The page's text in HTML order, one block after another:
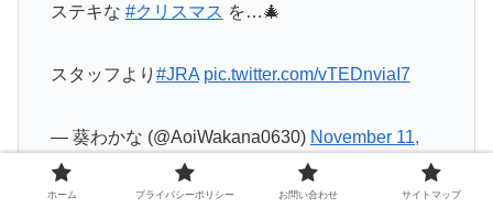
ステキな #クリスマス を…🎄
スタッフより #JRA pic.twitter.com/vTEDnviaI7
— 葵わかな (@AoiWakana0630) November 11,
2019
ホーム プライバシーポリシー お問い合わせ サイトマップ